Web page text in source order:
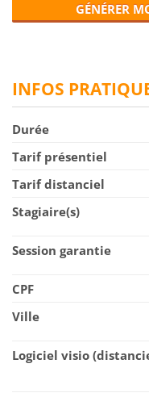
GÉNÉRER
INFOS
Durée
Tarif présentiel
Tarif distanciel
Stagiaire(s)
Session garantie
CPF
Ville
Logiciel visio